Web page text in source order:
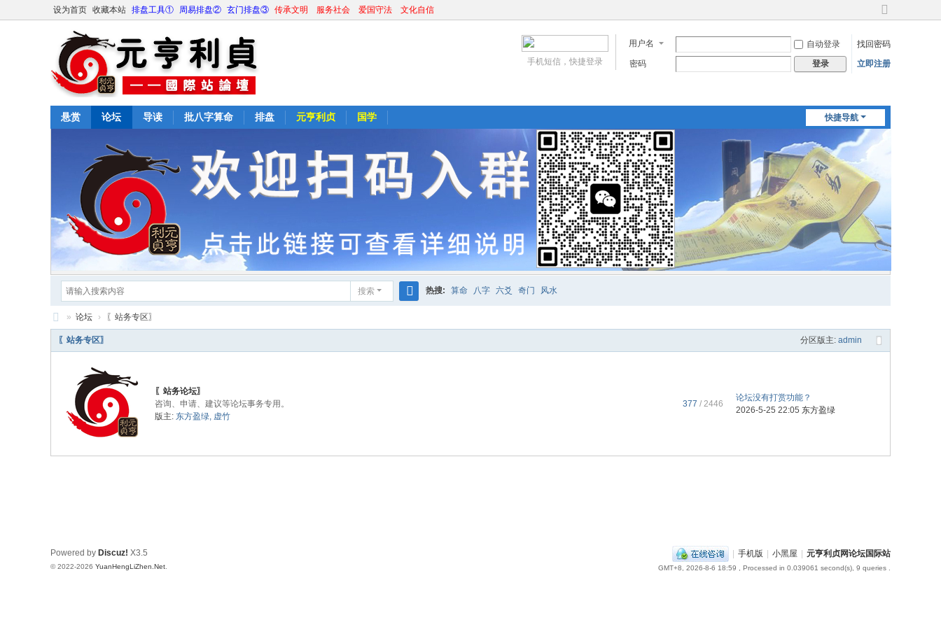
设为首页 收藏本站 排盘工具① 周易排盘② 玄门排盘③ 传承文明 服务社会 爱国守法 文化自信
切
到
宽
用户名 自动登录
找回密码
密码
登录 立即注册
手机短信，快捷登录
快捷导航
悬赏 论坛 导读 批八字算命 排盘 元亨利贞 国学
搜索
索
热搜: 算命 八字 六爻 奇门 风水
元
坛
» 论坛 › 〖站务专区〗
分区版主: admin
〖站务专区〗
〖站务论坛〗
咨询、申请、建议等论坛事务专用。
版主: 东方盈绿, 虚竹
377 / 2446
论坛没有打赏功能？
2026-5-25 22:05 东方盈绿
| 手机版 | 小黑屋 | 元亨利贞网论坛国际站
GMT+8, 2026-8-6 18:59 , Processed in 0.039061 second(s), 9 queries .
Powered by Discuz! X3.5
© 2022-2026 YuanHengLiZhen.Net